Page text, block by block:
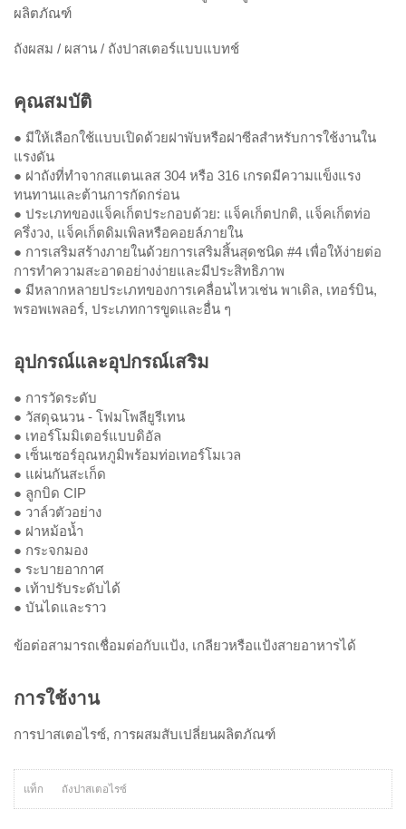
ผลิตภัณฑ์
ถังผสม / ผสาน / ถังปาสเตอร์แบบแบทช์
คุณสมบัติ
● มีให้เลือกใช้แบบเปิดด้วยฝาพับหรือฝาซีลสำหรับการใช้งานใน
แรงดัน
● ฝาถังที่ทำจากสแตนเลส 304 หรือ 316 เกรดมีความแข็งแรง
ทนทานและต้านการกัดกร่อน
● ประเภทของแจ็คเก็ตประกอบด้วย: แจ็คเก็ตปกติ, แจ็คเก็ตท่อ
ครึ่งวง, แจ็คเก็ตดิมเพิลหรือคอยล์ภายใน
● การเสริมสร้างภายในด้วยการเสริมสิ้นสุดชนิด #4 เพื่อให้ง่ายต่อ
การทำความสะอาดอย่างง่ายและมีประสิทธิภาพ
● มีหลากหลายประเภทของการเคลื่อนไหวเช่น พาเดิล, เทอร์บิน,
พรอพเพลอร์, ประเภทการขูดและอื่น ๆ
อุปกรณ์และอุปกรณ์เสริม
● การวัดระดับ
● วัสดุฉนวน - โฟมโพลียูรีเทน
● เทอร์โมมิเตอร์แบบดิอัล
● เซ็นเซอร์อุณหภูมิพร้อมท่อเทอร์โมเวล
● แผ่นกันสะเก็ด
● ลูกบิด CIP
● วาล์วตัวอย่าง
● ฝาหม้อน้ำ
● กระจกมอง
● ระบายอากาศ
● เท้าปรับระดับได้
● บันไดและราว
ข้อต่อสามารถเชื่อมต่อกับแป้ง, เกลียวหรือแป้งสายอาหารได้
การใช้งาน
การปาสเตอไรซ์, การผสมสับเปลี่ยนผลิตภัณฑ์
แท็ก ถังปาสเตอไรซ์